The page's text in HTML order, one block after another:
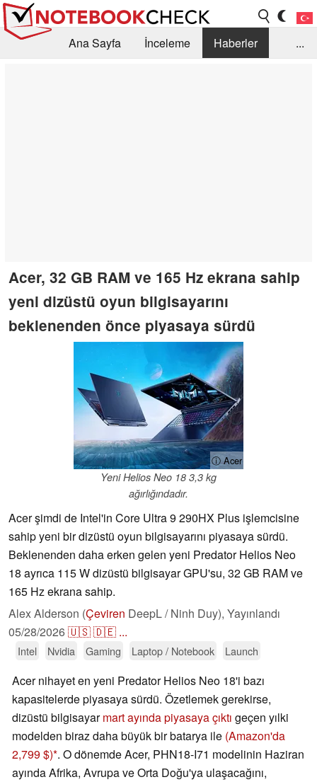
Ana Sayfa İnceleme
Haberler
...
Acer, 32 GB RAM ve 165 Hz ekrana sahip
yeni dizüstü oyun bilgisayarını
beklenenden önce piyasaya sürdü
ⓘ Acer
Yeni Helios Neo 18 3,3 kg
ağırlığındadır.
Acer şimdi de Intel'in Core Ultra 9 290HX Plus işlemcisine
sahip yeni bir dizüstü oyun bilgisayarını piyasaya sürdü.
Beklenenden daha erken gelen yeni Predator Helios Neo
18 ayrıca 115 W dizüstü bilgisayar GPU'su, 32 GB RAM ve
165 Hz ekrana sahip.
Alex Alderson (Çeviren DeepL / Ninh Duy), Yayınlandı
05/28/2026🇺🇸🇩🇪 ...
Intel Nvidia Gaming Laptop / Notebook Launch
Acer nihayet en yeni Predator Helios Neo 18'i bazı
kapasitelerde piyasaya sürdü. Özetlemek gerekirse,
dizüstü bilgisayarmart ayında piyasaya çıktı geçen yılki
modelden biraz daha büyük bir batarya ile (Amazon'da
2,799 $) . O dönemde Acer, PHN18-I71 modelinin Haziran
ayında Afrika, Avrupa ve Orta Doğu'ya ulaşacağını,